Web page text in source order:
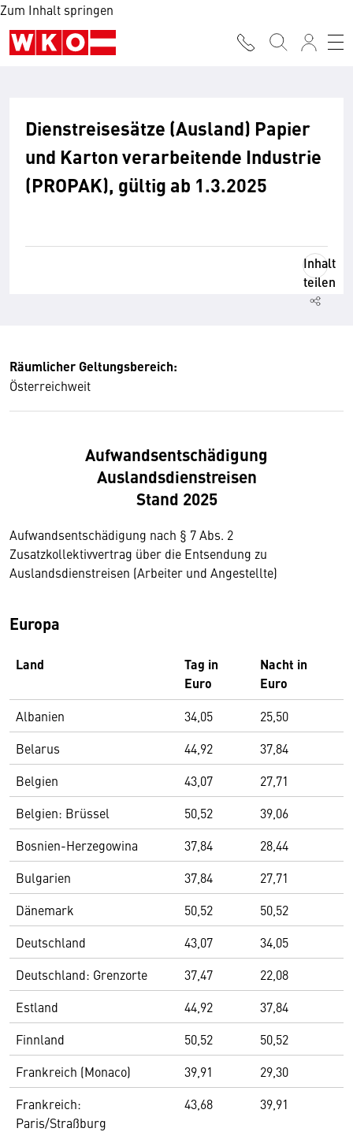
Zum Inhalt springen
Dienstreisesätze (Ausland) Papier
und Karton verarbeitende Industrie
(PROPAK), gültig ab 1.3.2025
Inhalt
teilen
Räumlicher Geltungsbereich:
Österreichweit
Aufwandsentschädigung
Auslandsdienstreisen
Stand 2025
Aufwandsentschädigung nach § 7 Abs. 2
Zusatzkollektivvertrag über die Entsendung zu
Auslandsdienstreisen (Arbeiter und Angestellte)
Europa
Land
Tag in
Euro
Nacht in
Euro
Albanien 34,05
25,50
Belarus
44,92
37,84
Belgien
43,07
27,71
Belgien: Brüssel
50,52
39,06
Bosnien-Herzegowina
37,84
28,44
Bulgarien
37,84
27,71
Dänemark
50,52
50,52
Deutschland
43,07
34,05
Deutschland: Grenzorte
37,47
22,08
Estland
44,92
37,84
Finnland
50,52
50,52
Frankreich (Monaco)
39,91
29,30
Frankreich:
Paris/Straßburg
43,68 39,91